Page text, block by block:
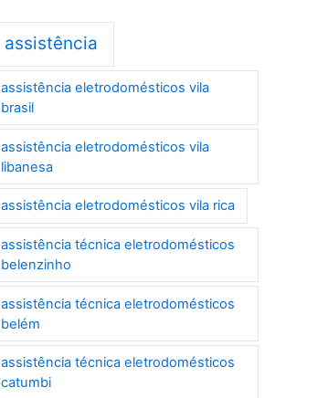
assistência
assistência eletrodomésticos vila
brasil
assistência eletrodomésticos vila
libanesa
assistência eletrodomésticos vila rica
assistência técnica eletrodomésticos
belenzinho
assistência técnica eletrodomésticos
belém
assistência técnica eletrodomésticos
catumbi